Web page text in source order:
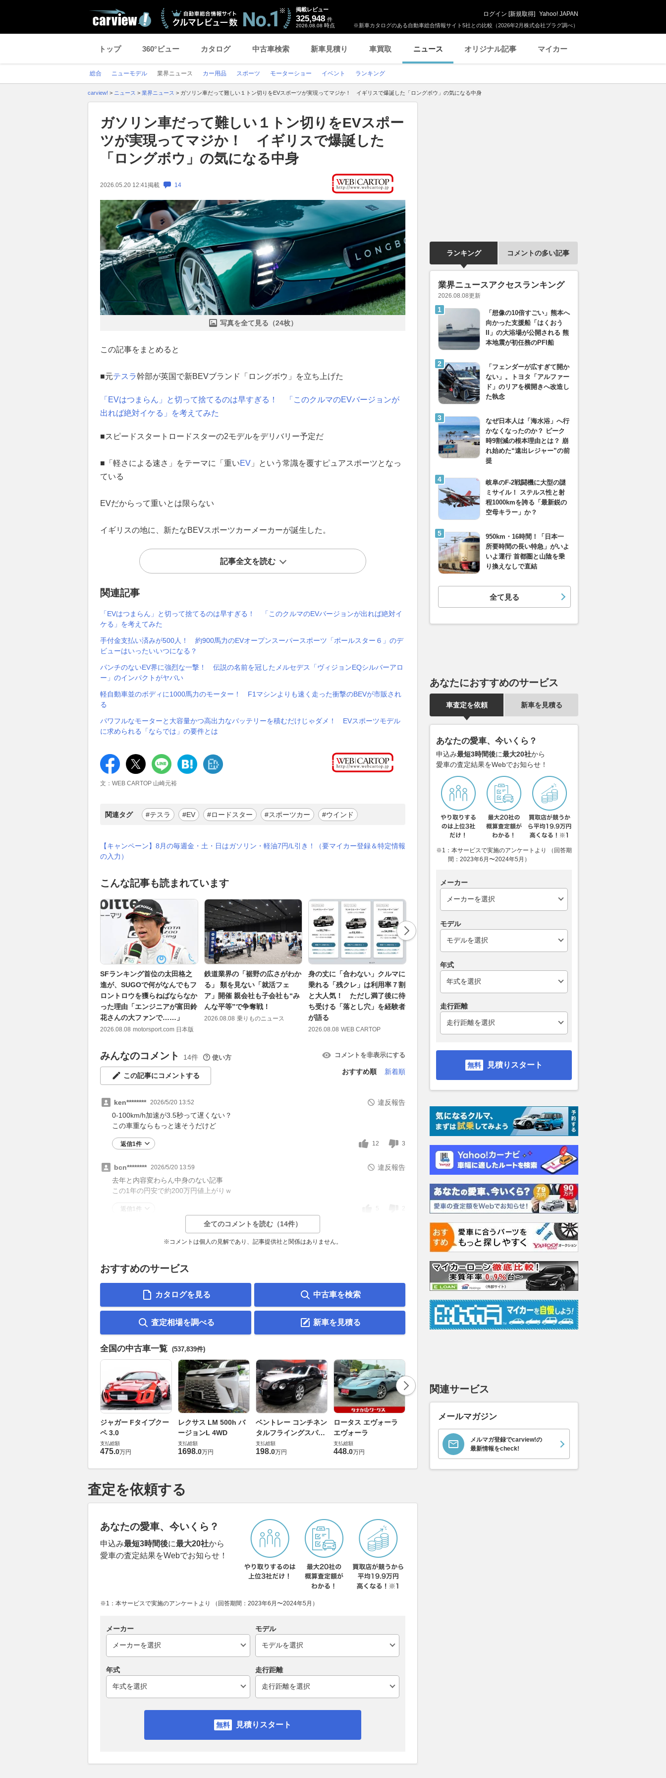
※新車カタログのある自動車総合情報サイト5社との比較（2026年2月株式会社プラグ調べ）
掲載レビュー
325,948 件
2026.08.08 時点
ログイン [新規取得] Yahoo! JAPAN
トップ 360°ビュー カタログ 中古車検索 新車見積り 車買取 ニュース オリジナル記事 マイカー
総合 ニューモデル 業界ニュース カー用品 スポーツ モーターショー イベント ランキング
carview! > ニュース > 業界ニュース > ガソリン車だって難しい１トン切りをEVスポーツが実現ってマジか！ イギリスで爆誕した「ロングボウ」の気になる中身
ガソリン車だって難しい１トン切りをEVスポー
ツが実現ってマジか！ イギリスで爆誕した
「ロングボウ」の気になる中身
2026.05.20 12:41 掲載 14
写真を全て見る（24枚）
この記事をまとめると
■元テスラ幹部が英国で新BEVブランド「ロングボウ」を立ち上げた
「EVはつまらん」と切って捨てるのは早すぎる！ 「このクルマのEVバージョンが
出れば絶対イケる」を考えてみた
■スピードスタートロードスターの2モデルをデリバリー予定だ
■「軽さによる速さ」をテーマに「重いEV 」という常識を覆すピュアスポーツとなっ
ている
EVだからって重いとは限らない
イギリスの地に、新たなBEVスポーツカーメーカーが誕生した。
記事全文を読む
関連記事
「EVはつまらん」と切って捨てるのは早すぎる！ 「このクルマのEVバージョンが出れば絶対イ
ケる」を考えてみた
手付金支払い済みが500人！ 約900馬力のEVオープンスーパースポーツ「ポールスター６」のデ
ビューはいったいいつになる？
パンチのないEV界に強烈な一撃！ 伝説の名前を冠したメルセデス「ヴィジョンEQシルバーアロ
ー」のインパクトがヤバい
軽自動車並のボディに1000馬力のモーター！ F1マシンよりも速く走った衝撃のBEVが市販され
る
パワフルなモーターと大容量かつ高出力なバッテリーを積むだけじゃダメ！ EVスポーツモデル
に求められる「ならでは」の要件とは
文：WEB CARTOP 山崎元裕
関連タグ #テスラ #EV #ロードスター #スポーツカー #ウインド
【キャンペーン】8月の毎週金・土・日はガソリン・軽油7円/L引き！（要マイカー登録＆特定情報
の入力）
こんな記事も読まれています
SFランキング首位の太田格之
進が、SUGOで何がなんでもフ
ロントロウを獲らねばならなか
った理由「エンジニアが富田鈴
花さんの大ファンで……」
2026.08.08 motorsport.com 日本版
鉄道業界の「裾野の広さがわか
る」 類を見ない「就活フェ
ア」開催 親会社も子会社も“み
んな平等”で争奪戦！
2026.08.08 乗りものニュース
身の丈に「合わない」クルマに
乗れる「残クレ」は利用率７割
と大人気！ ただし満了後に待
ち受ける「落とし穴」を経験者
が語る
2026.08.08 WEB CARTOP
日本デビュー1周年を記念した
フォルクスワーゲンID.Buzzの
70台限定モデル「ID. Buzz 1st
Anniversary Edition」が登場
カー・アンド・ドライバー
昔とは違う「マフラー交換」の
常識！ 2010年を境に変わった
車検と今どきの効果とは
みんなのコメント 14件 使い方 コメントを非表示にする
この記事にコメントする
おすすめ順 新着順
ken******** 2026/5/20 13:52
違反報告
0-100km/h加速が3.5秒って遅くない？
この車重ならもっと速そうだけど
返信1件 12 3
bcn******** 2026/5/20 13:59
違反報告
去年と内容変わらん中身のない記事
この1年の円安で約200万円値上がりｗ
返信1件 5
全てのコメントを読む（14件）
※コメントは個人の見解であり、記事提供社と関係はありません。
おすすめのサービス
カタログを見る 中古車を検索
査定相場を調べる 新車を見積る
全国の中古車一覧 (537,839件)
ジャガー Fタイプクー
ペ 3.0
支払総額
475.0万円
レクサス LM 500h バ
ージョンL 4WD
支払総額
1698.0万円
ベントレー コンチネン
タルフライングスパー
6.0 4WD
支払総額
198.0万円
ロータス エヴォーラ
エヴォーラ
支払総額
448.0万円
ダイハツ ムーヴキャン
バス 660 ストライプス
アストンマーティン
V8 ヴァンテージ スポ
ーツシフト
支払総額
589.0万円
支払総額
査定を依頼する
あなたの愛車、今いくら？
申込み最短3時間後に最大20社から
愛車の査定結果をWebでお知らせ！
※1：本サービスで実施のアンケートより （回答期間：2023年6月〜2024年5月）
メーカー モデル
年式 走行距離
見積りスタート
ランキング コメントの多い記事
業界ニュースアクセスランキング
2026.08.08更新
「想像の10倍すごい」熊本へ
向かった支援船「はくおう
II」の大浴場が公開される 熊
本地震が初任務のPFI船
「フェンダーが広すぎて開か
ない」。トヨタ「アルファー
ド」のリアを横開きへ改造し
た執念
なぜ日本人は「海水浴」へ行
かなくなったのか？ ピーク
時9割減の根本理由とは？ 崩
れ始めた“遠出レジャー”の前
提
岐阜のF-2戦闘機に大型の謎
ミサイル！ ステルス性と射
程1000kmを誇る「最新鋭の
空母キラー」か？
950km・16時間！「日本一
所要時間の長い特急」がいよ
いよ運行 首都圏と山陰を乗
り換えなしで直結
全て見る
あなたにおすすめのサービス
車査定を依頼 新車を見積る
あなたの愛車、今いくら？
申込み最短3時間後に最大20社から
愛車の査定結果をWebでお知らせ！
※1：本サービスで実施のアンケートより （回答期
間：2023年6月〜2024年5月）
メーカー
モデル
年式
走行距離
見積りスタート
関連サービス
メールマガジン
メルマガ登録でcarview!の
最新情報をcheck!